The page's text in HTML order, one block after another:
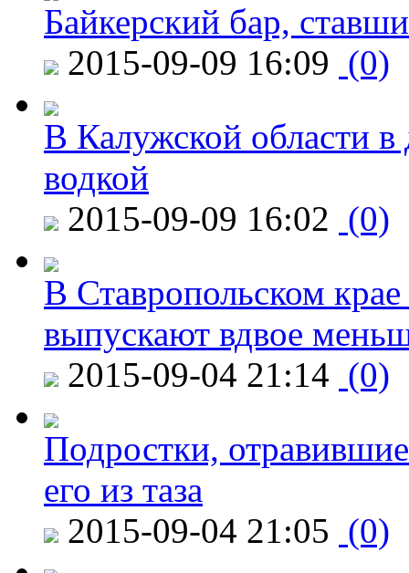
Байкерский бар,
2015-09-09 16:09 (0)
В Калужской области в
водкой
2015-09-09 16:02 (0)
В Ставропольском
выпускают вдвое
2015-09-04 21:14 (0)
Подростки,
его из таза
2015-09-04 21:05 (0)